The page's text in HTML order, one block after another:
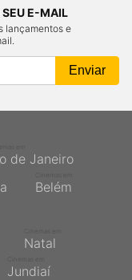
SEU E-MAIL
lançamentos e
de Janeiro
Belém
Natal
Jundiaí